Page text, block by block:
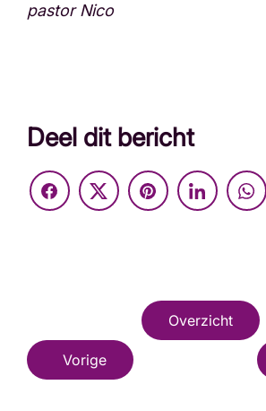
pastor Nico
Deel dit bericht
Overzicht
Vorige